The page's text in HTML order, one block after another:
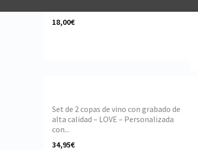
18,00€
Set de 2 copas de vino con grabado de
alta calidad – LOVE – Personalizada
con...
34,95€